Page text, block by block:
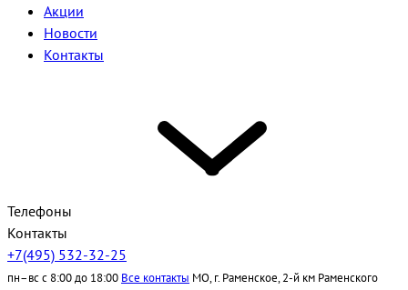
Акции
Новости
Контакты
Телефоны
Контакты
+7(495) 532-32-25
пн–вс с 8:00 до 18:00 Все контакты МО, г. Раменское, 2-й км Раменского